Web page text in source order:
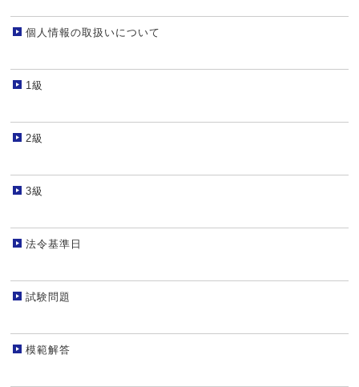
個人情報の取扱いについて
1級
2級
3級
法令基準日
試験問題
模範解答